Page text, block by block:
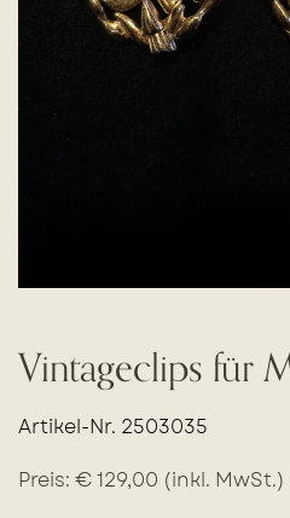
Vintageclips für
Artikel-Nr. 2503035
Preis: € 129,00 (inkl. MwSt.)